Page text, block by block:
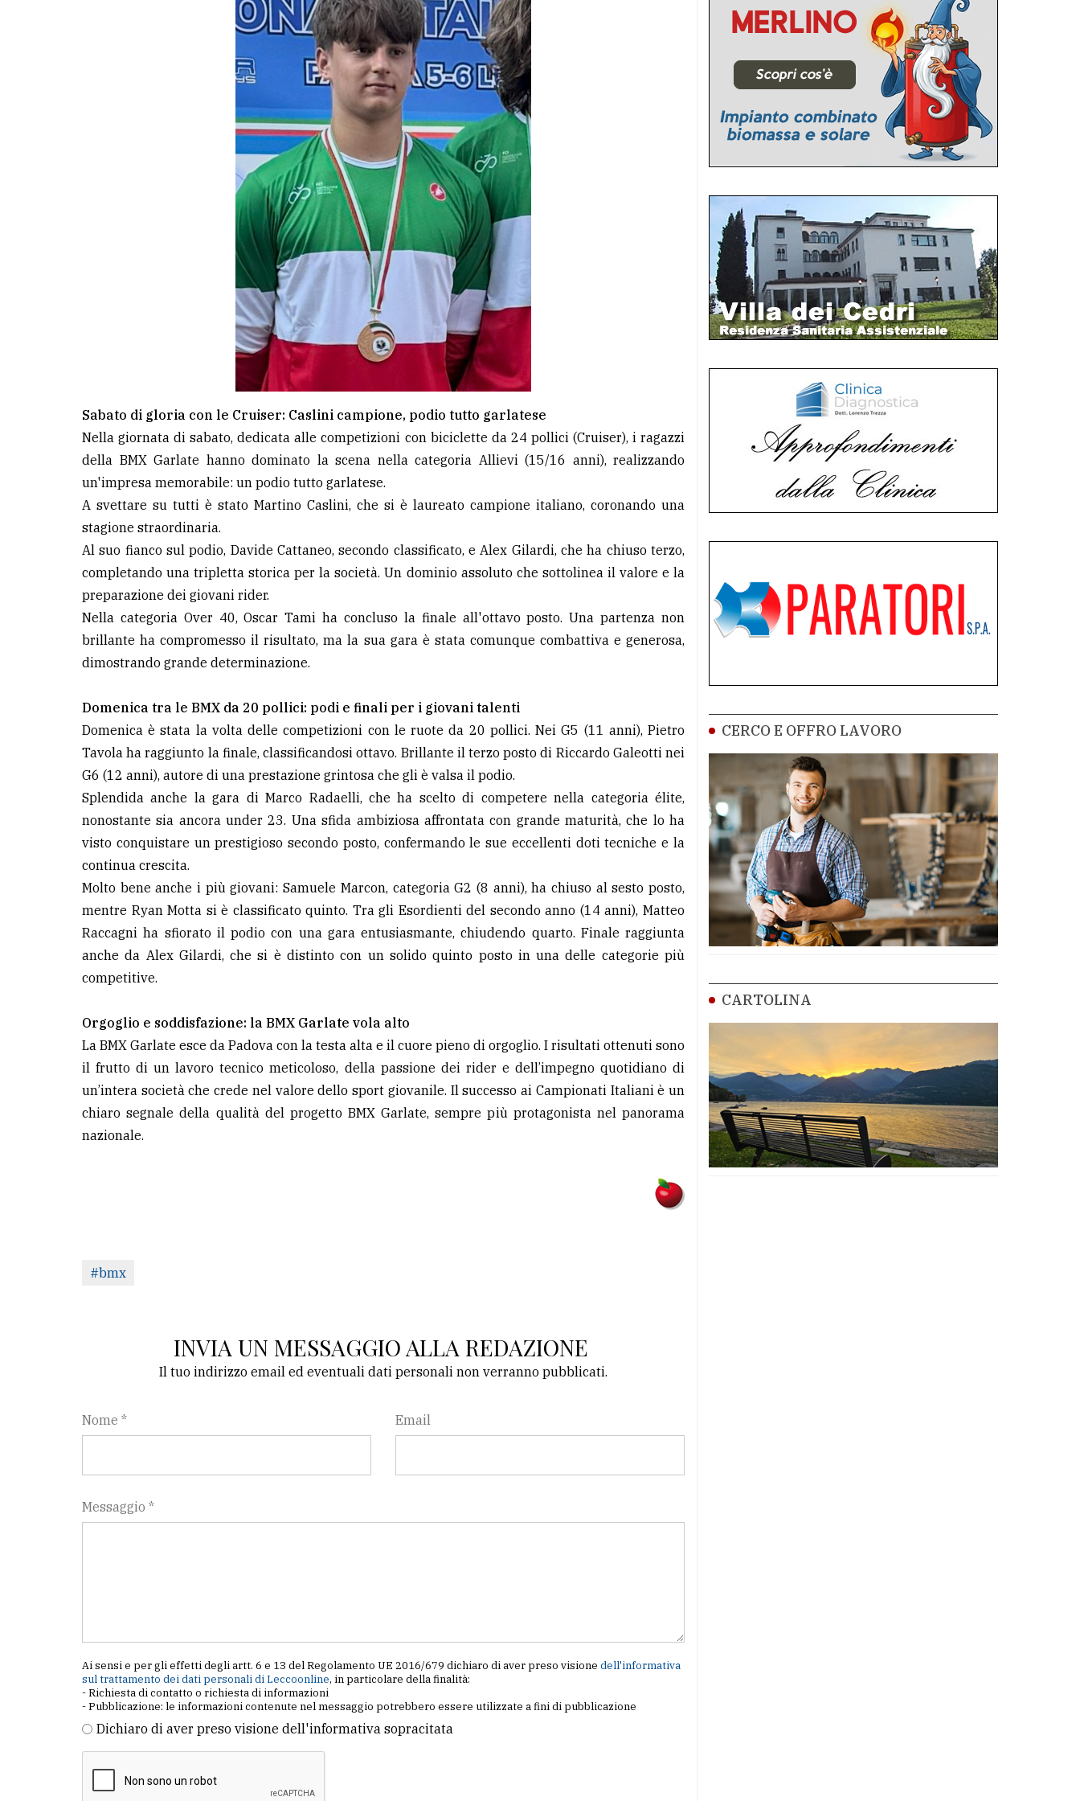
Sabato di gloria con le Cruiser: Caslini campione, podio tutto garlatese
Nella giornata di sabato, dedicata alle competizioni con biciclette da 24 pollici (Cruiser), i ragazzi
della BMX Garlate hanno dominato la scena nella categoria Allievi (15/16 anni), realizzando
un'impresa memorabile: un podio tutto garlatese.
A svettare su tutti è stato Martino Caslini, che si è laureato campione italiano, coronando una
stagione straordinaria.
Al suo fianco sul podio, Davide Cattaneo, secondo classificato, e Alex Gilardi, che ha chiuso terzo,
completando una tripletta storica per la società. Un dominio assoluto che sottolinea il valore e la
preparazione dei giovani rider.
Nella categoria Over 40, Oscar Tami ha concluso la finale all'ottavo posto. Una partenza non
brillante ha compromesso il risultato, ma la sua gara è stata comunque combattiva e generosa,
dimostrando grande determinazione.
Domenica tra le BMX da 20 pollici: podi e finali per i giovani talenti
Domenica è stata la volta delle competizioni con le ruote da 20 pollici. Nei G5 (11 anni), Pietro
Tavola ha raggiunto la finale, classificandosi ottavo. Brillante il terzo posto di Riccardo Galeotti nei
G6 (12 anni), autore di una prestazione grintosa che gli è valsa il podio.
Splendida anche la gara di Marco Radaelli, che ha scelto di competere nella categoria élite,
nonostante sia ancora under 23. Una sfida ambiziosa affrontata con grande maturità, che lo ha
visto conquistare un prestigioso secondo posto, confermando le sue eccellenti doti tecniche e la
continua crescita.
Molto bene anche i più giovani: Samuele Marcon, categoria G2 (8 anni), ha chiuso al sesto posto,
mentre Ryan Motta si è classificato quinto. Tra gli Esordienti del secondo anno (14 anni), Matteo
Raccagni ha sfiorato il podio con una gara entusiasmante, chiudendo quarto. Finale raggiunta
anche da Alex Gilardi, che si è distinto con un solido quinto posto in una delle categorie più
competitive.
Orgoglio e soddisfazione: la BMX Garlate vola alto
La BMX Garlate esce da Padova con la testa alta e il cuore pieno di orgoglio. I risultati ottenuti sono
il frutto di un lavoro tecnico meticoloso, della passione dei rider e dell’impegno quotidiano di
un’intera società che crede nel valore dello sport giovanile. Il successo ai Campionati Italiani è un
chiaro segnale della qualità del progetto BMX Garlate, sempre più protagonista nel panorama
nazionale.
#bmx
INVIA UN MESSAGGIO ALLA REDAZIONE
Il tuo indirizzo email ed eventuali dati personali non verranno pubblicati.
Nome * Email
Messaggio *
Ai sensi e per gli effetti degli artt. 6 e 13 del Regolamento UE 2016/679 dichiaro di aver preso visione dell'informativa
sul trattamento dei dati personali di Leccoonline, in particolare della finalità:
- Richiesta di contatto o richiesta di informazioni
- Pubblicazione: le informazioni contenute nel messaggio potrebbero essere utilizzate a fini di pubblicazione
Dichiaro di aver preso visione dell'informativa sopracitata
CERCO E OFFRO LAVORO
CARTOLINA